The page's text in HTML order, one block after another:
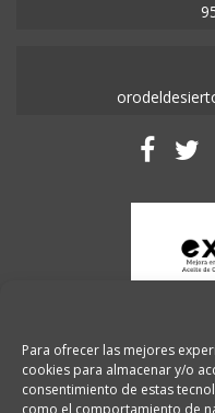
Para ofrecer las mejores
cookies para almacenar y/o
consentimiento de estas
como el comportamiento de